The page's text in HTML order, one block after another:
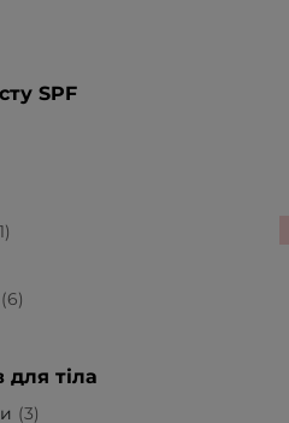
SPF
1
6
для тіла
3